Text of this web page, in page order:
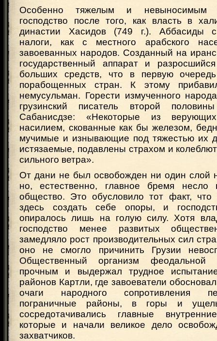
Особенно тяжелым и невыносимым
господство после того, как власть в
династии Хасидов (749 г.). Аббасиды
налоги, как с местного арабского
завоеванных народов. Созданный на
государственный аппарат и
больших средств, что в первую
порабощенных стран. К этому
немусульман. Горести измученного
грузинский писатель второй
Сабанисдзе: «Некоторые из
насилием, скованные как бы железом,
мучимые и изнывающие под тяжестью их
истязаемые, подавлены страхом и
сильного ветра».
От дани не был освобожден ни один слой
но, естественно, главное бремя несло
общество. Это обусловило тот факт,
здесь создать себе опоры, и
опиралось лишь на голую силу. Хотя
господство менее развитых
замедляло рост производительных сил
оно не смогло причинить Грузии
Общественный организм феодальной
прочным и выдержал трудное
районов Картли, где завоеватели
очаги народного сопротивления
пограничные районы, в горы и
сосредотачивались главные
которые и начали великое дело
захватчиков.